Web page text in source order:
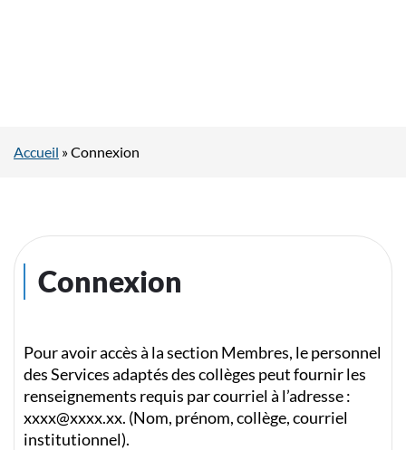
Accueil »Connexion
Connexion
Pour avoir accès à la section Membres, le personnel
des Services adaptés des collèges peut fournir les
renseignements requis par courriel à l’adresse :
xxxx@xxxx.xx. (Nom, prénom, collège, courriel
institutionnel).